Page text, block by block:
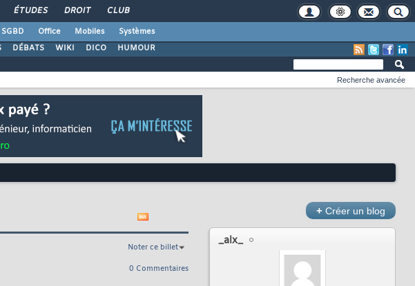
ÉTUDES DROIT CLUB
SGBD Office Mobiles
Systèmes
DÉBATS WIKI DICO HUMOUR
Recherche avancée
Noter ce billet
0 Commentaires
+ Créer un blog
_alx_